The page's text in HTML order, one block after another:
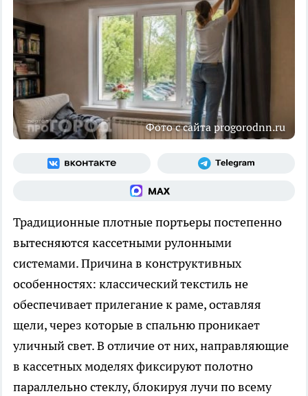
Фото с сайта progorodnn.ru
Традиционные плотные портьеры постепенно
вытесняются кассетными рулонными
системами. Причина в конструктивных
особенностях: классический текстиль не
обеспечивает прилегание к раме, оставляя
щели, через которые в спальню проникает
уличный свет. В отличие от них, направляющие
в кассетных моделях фиксируют полотно
параллельно стеклу, блокируя лучи по всему